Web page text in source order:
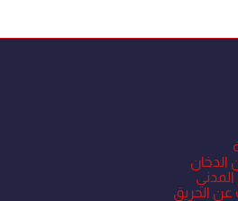
الدخان
عن الحريق